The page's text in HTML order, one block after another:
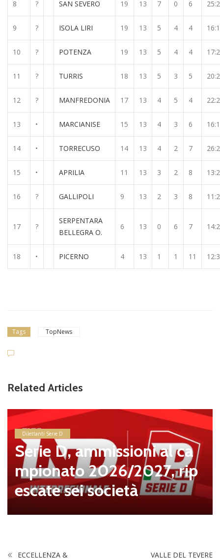
8 ? SAN SEVERO 19 13 7 0 6
9 ? ISOLA LIRI 19 13 5 4 4
10 ? POTENZA 19 13 5 4 4
11 ? TURRIS 18 13 5 3 5
12 ? MANFREDONIA 17 13 4 5 4
13 • MARCIANISE 15 13 4 3 6
14 • TORRECUSO 14 13 4 2 7
15 • APRILIA 11 13 3 2 8
16 ? GALLIPOLI 9 13 2 3 8
17 ?
SERPENTARA
BELLEGRA O.
6 13 0 6 7
18 • PICERNO 4 13 1 1 11
Tags TopNews
Related Articles
Dilettanti Serie D
Serie D: rinviate al 5 agost
o le ammissioni, i gironi p
osticipati al 6
ECCELLENZA &
VALLE DEL TEVERE